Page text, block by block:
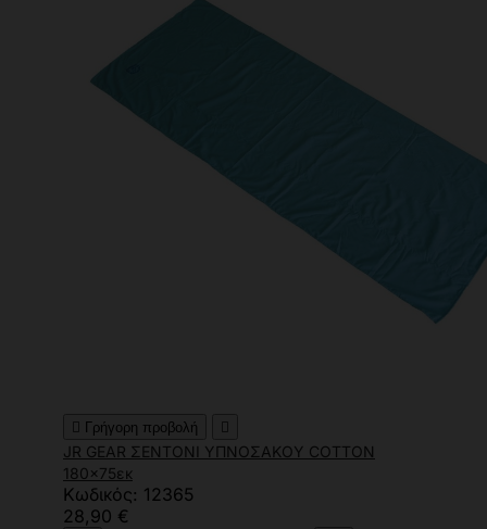
 Γρήγορη προβολή 
JR GEAR ΣΕΝΤΟΝΙ ΥΠΝΟΣΑΚΟΥ COTTON
180x75εκ
Κωδικός: 12365
28,90 €